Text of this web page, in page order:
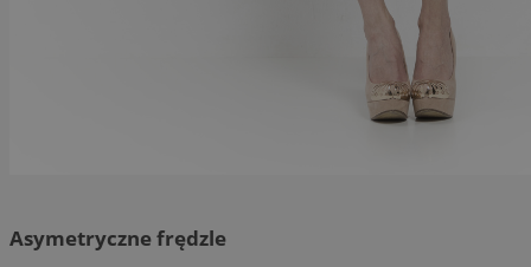
Asymetryczne frędzle